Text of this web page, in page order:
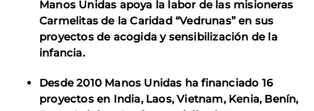
Manos Unidas apoya la labor de las misioneras
Carmelitas de la Caridad “Vedrunas” en sus
proyectos de acogida y sensibilización de la
infancia.
Desde 2010 Manos Unidas ha financiado 16
proyectos en India, Laos, Vietnam, Kenia, Benín,